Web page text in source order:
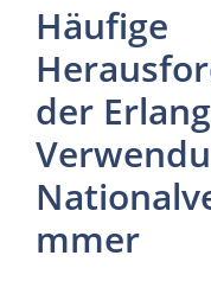
Häufige
der
mmer